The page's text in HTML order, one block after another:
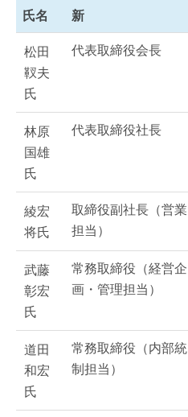
氏名 新
松田
靫夫
氏
代表取締役会長
林原
国雄
氏
代表取締役社長
綾宏
将氏
取締役副社長（営業
担当）
武藤
彰宏
氏
常務取締役（経営企
画・管理担当）
道田
和宏
氏
常務取締役（内部統
制担当）